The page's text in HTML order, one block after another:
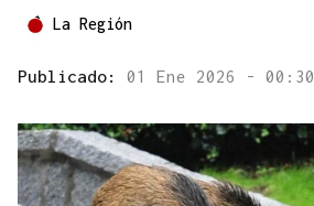
La Región
Publicado: 01 Ene 2026 - 00:30